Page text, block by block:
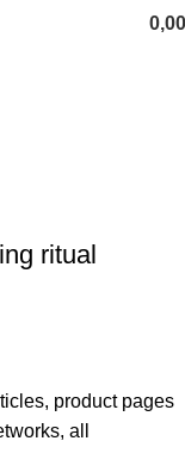
0,00
ritual
product pages
all